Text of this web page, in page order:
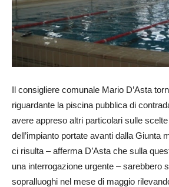
Il consigliere comunale Mario D’Asta
riguardante la piscina pubblica di
avere appreso altri particolari sulle
dell’impianto portate avanti dalla Giunta
ci risulta – afferma D’Asta che sulla
una interrogazione urgente – sarebbero
sopralluoghi nel mese di maggio